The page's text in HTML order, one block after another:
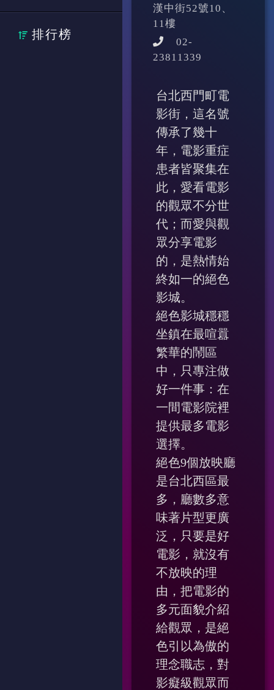
排行榜
漢中街52號10、
11樓
02-
23811339
台北西門町電
影街，這名號
傳承了幾十
年，電影重症
患者皆聚集在
此，愛看電影
的觀眾不分世
代；而愛與觀
眾分享電影
的，是熱情始
終如一的絕色
影城。
絕色影城穩穩
坐鎮在最喧囂
繁華的鬧區
中，只專注做
好一件事：在
一間電影院裡
提供最多電影
選擇。
絕色9個放映廳
是台北西區最
多，廳數多意
味著片型更廣
泛，只要是好
電影，就沒有
不放映的理
由，把電影的
多元面貌介紹
給觀眾，是絕
色引以為傲的
理念職志，對
影癡級觀眾而